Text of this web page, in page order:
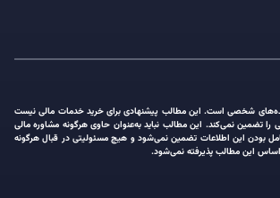
شخصی است. این مطالب پیشنهادی برای خرید خدمات مالی نیست
را تضمین نمی‌کند. این مطالب نباید به‌عنوان حاوی هرگونه مشاوره مالی
بودن این اطلاعات تضمین نمی‌شود و هیچ مسئولیتی در قبال هرگونه
اساس این مطالب پذیرفته نمی‌شود.